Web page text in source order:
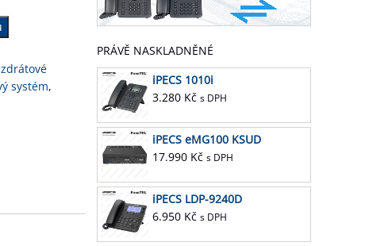
systém,
PRÁVĚ NASKLADNĚNÉ
iPECS 1010i
3.280 Kč s DPH
iPECS eMG100 KSUD
17.990 Kč s DPH
iPECS LDP-9240D
6.950 Kč s DPH